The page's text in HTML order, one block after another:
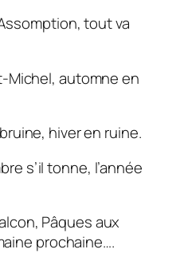
tout va
Michel, automne en
hiver en ruine.
s’il tonne, l’année
Pâques aux
prochaine….